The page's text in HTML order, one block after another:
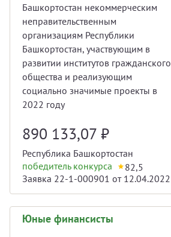
Башкортостан некоммерческим
неправительственным
организациям Республики
Башкортостан, участвующим в
развитии институтов гражданского
общества и реализующим
социально значимые проекты в
2022 году
890 133,07 ₽
Республика Башкортостан
победитель конкурса
82,5
Заявка 22-1-000901 от 12.04.2022
Юные финансисты